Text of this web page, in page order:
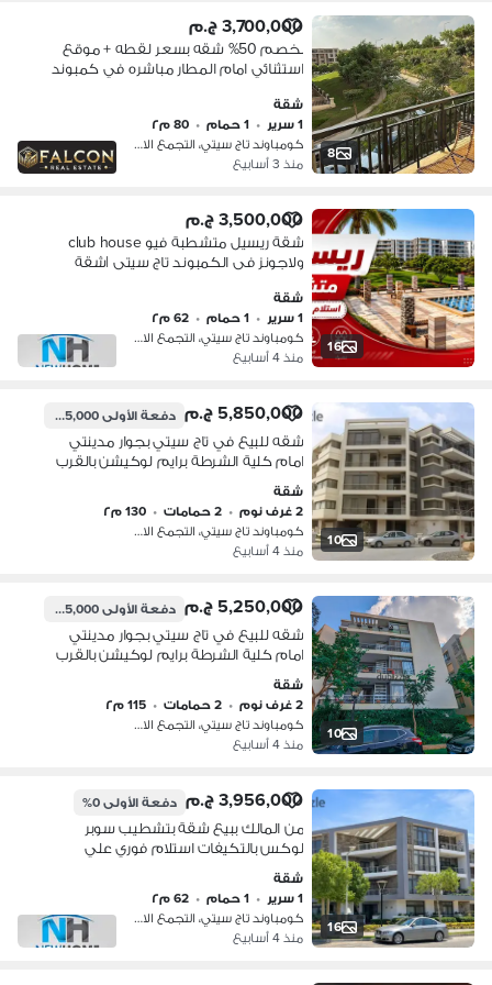
8
3,700,000 ج.م
بخصم 50% شقه بسعر لقطه + موقع
استثنائي امام المطار مباشره في كمبوند
من مدينه نصر و مصر الجديده
شقة
1 سرير
• 1 حمام • 80 م٢
كومباوند تاج سيتي، التجمع الاول
منذ 3 أسابيع
16
3,500,000 ج.م
شقة ريسيل متشطبة فيو club house
ولاجونز فى الكمبوند تاج سيتى |شقة
شقة
1 سرير
• 1 حمام • 62 م٢
كومباوند تاج سيتي، التجمع الاول
منذ 4 أسابيع
10
5,850,000 ج.م دفعة الأولى585,000 ج.م
شقه للبيع في تاج سيتي بجوار مدينتي
امام كلية الشرطة برايم لوكيشن بالقرب
من مدينة نصر ومصر الجديده
شقة
2 غرف نوم
• 2 حمامات • 130 م٢
كومباوند تاج سيتي، التجمع الاول
منذ 4 أسابيع
10
5,250,000 ج.م دفعة الأولى525,000 ج.م
شقه للبيع في تاج سيتي بجوار مدينتي
امام كلية الشرطة برايم لوكيشن بالقرب
من مدينة نصر ومصر الجديده
شقة
2 غرف نوم
• 2 حمامات • 115 م٢
كومباوند تاج سيتي، التجمع الاول
منذ 4 أسابيع
16
3,956,000 ج.م دفعة الأولى0%
من المالك ببيع شقة بتشطيب سوبر
لوكس بالتكيفات استلام فوري علي
امام المطار - التجمع الخامس - مدينة نصر
شقة
1 سرير
• 1 حمام • 62 م٢
كومباوند تاج سيتي، التجمع الاول
منذ 4 أسابيع